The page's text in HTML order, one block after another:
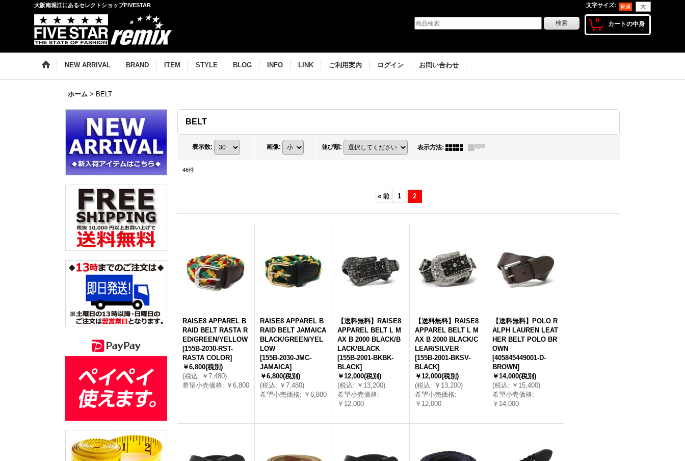
大阪南堀江にあるセレクトショップFIVESTAR 文字サイズ:
0 カートの中身
NEW ARRIVAL BRAND ITEM STYLE BLOG INFO LINK ご利用案内 ログイン お問い合わせ
ホーム > BELT
BELT
表示数: 画像: 並び順: 表示方法:
46件
« 前 1 2
RAISE8 APPAREL B
RAID BELT RASTA R
ED/GREEN/YELLOW
[155B-2030-RST-
RASTA COLOR]
￥6,800(税別)
(税込: ￥7,480)
希望小売価格: ￥6,800
RAISE8 APPAREL B
RAID BELT JAMAICA
BLACK/GREEN/YEL
LOW
[155B-2030-JMC-
JAMAICA]
￥6,800(税別)
(税込: ￥7,480)
希望小売価格: ￥6,800
【送料無料】RAISE8
APPAREL BELT L M
AX B 2000 BLACK/B
LACK/BLACK
[155B-2001-BKBK-
BLACK]
￥12,000(税別)
(税込: ￥13,200)
希望小売価格:
￥12,000
【送料無料】RAISE8
APPAREL BELT L M
AX B 2000 BLACK/C
LEAR/SILVER
[155B-2001-BKSV-
BLACK]
￥12,000(税別)
(税込: ￥13,200)
希望小売価格:
￥12,000
【送料無料】POLO R
ALPH LAUREN LEAT
HER BELT POLO BR
OWN
[405845449001-D-
BROWN]
￥14,000(税別)
(税込: ￥15,400)
希望小売価格:
￥14,000